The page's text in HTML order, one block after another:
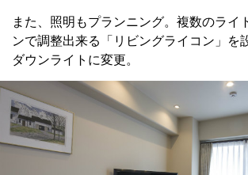
また、照明もプランニング。複数のライ
ンで調整出来る「リビングライコン」を
ダウンライトに変更。